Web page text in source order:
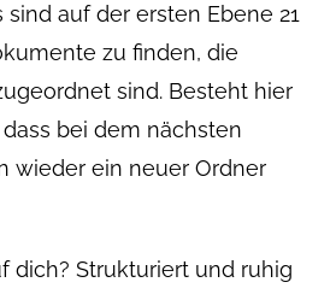
sind auf der ersten Ebene 21
zu finden, die
sind. Besteht hier
bei dem nächsten
wieder ein neuer Ordner
dich? Strukturiert und ruhig